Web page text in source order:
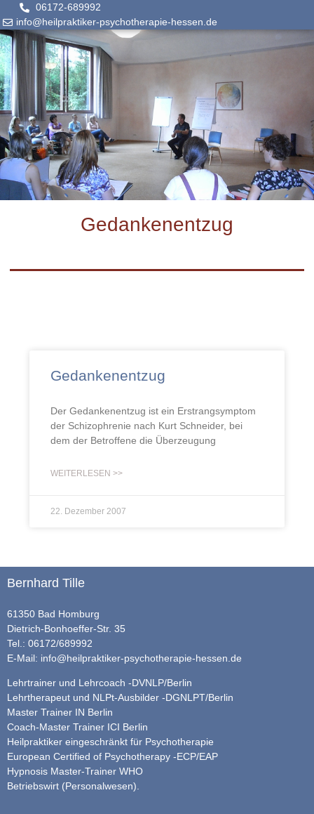
06172-689992
info@heilpraktiker-psychotherapie-hessen.de
Gedankenentzug
Gedankenentzug
Der Gedankenentzug ist ein Erstrangsymptom
der Schizophrenie nach Kurt Schneider, bei
dem der Betroffene die Überzeugung
WEITERLESEN >>
22. Dezember 2007
Bernhard Tille
61350 Bad Homburg
Dietrich-Bonhoeffer-Str. 35
Tel.: 06172/689992
E-Mail: info@heilpraktiker-psychotherapie-hessen.de
Lehrtrainer und Lehrcoach -DVNLP/Berlin
Lehrtherapeut und NLPt-Ausbilder -DGNLPT/Berlin
Master Trainer IN Berlin
Coach-Master Trainer ICI Berlin
Heilpraktiker eingeschränkt für Psychotherapie
European Certified of Psychotherapy -ECP/EAP
Hypnosis Master-Trainer WHO
Betriebswirt (Personalwesen).